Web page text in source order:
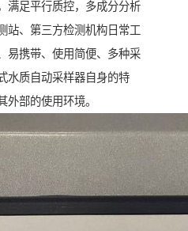
满足平行质控，多成分分析
站、第三方检测机构日常工
易携带、使用简便、多种采
水质自动采样器自身的特
外部的使用环境。